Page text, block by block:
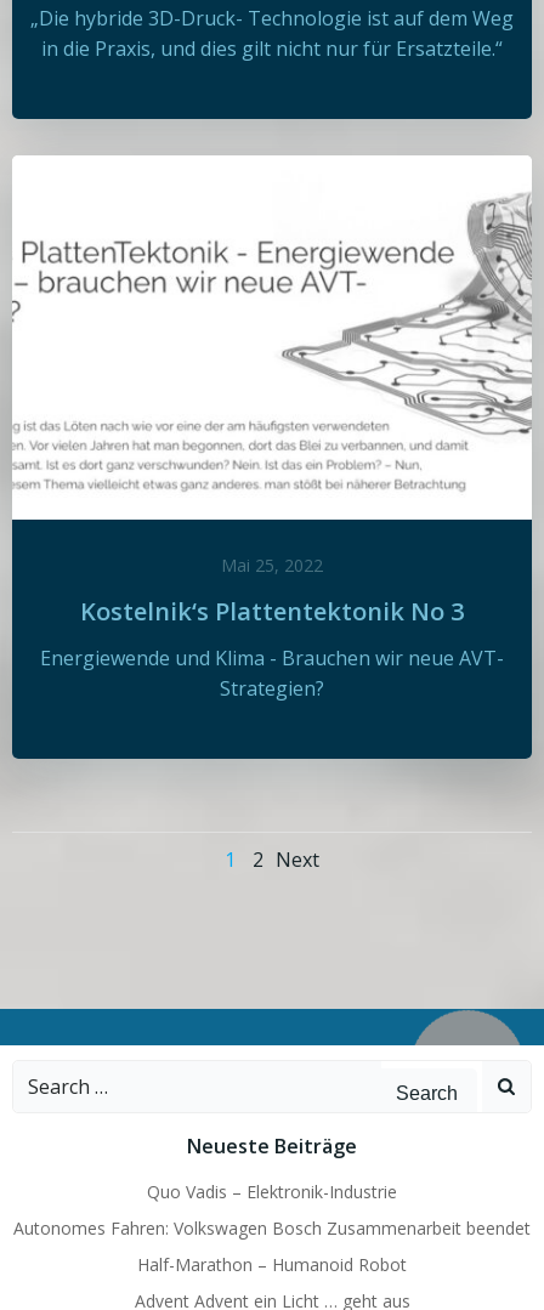
„Die hybride 3D-Druck- Technologie ist auf dem Weg
in die Praxis, und dies gilt nicht nur für Ersatzteile.“
Mai 25, 2022
Kostelnik‘s Plattentektonik No 3
Energiewende und Klima - Brauchen wir neue AVT-
Strategien?
Posts
Page
1 Page
2 Posts
Next
Search
Neueste Beiträge
Quo Vadis – Elektronik-Industrie
Autonomes Fahren: Volkswagen Bosch Zusammenarbeit beendet
Half-Marathon – Humanoid Robot
Advent Advent ein Licht … geht aus